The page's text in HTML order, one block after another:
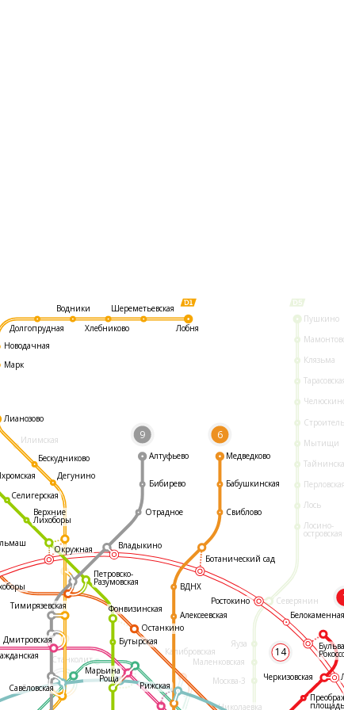
Илимская
Пушкино
Клязьма
Мытищи
Лось
Лосино-
островская
Северянин
Яуза
Маленковская
Москва-3
Николаевка
Калибровская
Станколит
14
9 6
Останкино
Медведково
Бабушкинская
Свиблово
ВДНХ
Алексеевская
Рижская
Дмитровская
Окружная
Дегунино
Бескудниково
Верхние
Лихоборы
Селигерская
Марк
Лианозово
Новодачная
Долгопрудная
Водники
Хлебниково
Шереметьевская
Лобня
Тимирязевская
Марьина
Роща
Савёловская
Фонвизинская
Бутырская
Петровско-
Разумовская
Бибирево
Отрадное
Владыкино
Ботанический сад
Алтуфьево
Ростокино
Черкизовская
площадь